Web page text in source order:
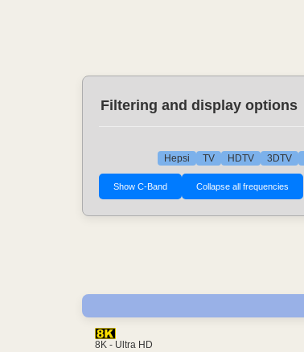
Filtering and display options
Hepsi TV HDTV 3DTV
8K - Ultra HD